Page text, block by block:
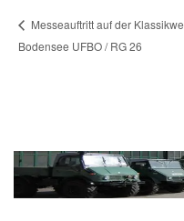
Messeauftritt auf der
Bodensee UFBO / RG 26